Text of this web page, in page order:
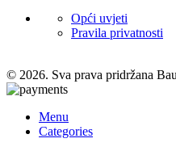
Opći uvjeti
Pravila privatnosti
© 2026. Sva prava pridržana
Menu
Categories